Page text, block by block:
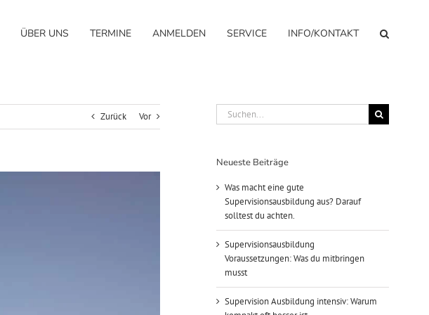
ÜBER UNS TERMINE ANMELDEN SERVICE INFO/KONTAKT
Zurück Vor
Suche
nach:
Neueste Beiträge
Was macht eine gute
Supervisionsausbildung aus? Darauf
solltest du achten.
Supervisionsausbildung
Voraussetzungen: Was du mitbringen
musst
Supervision Ausbildung intensiv: Warum